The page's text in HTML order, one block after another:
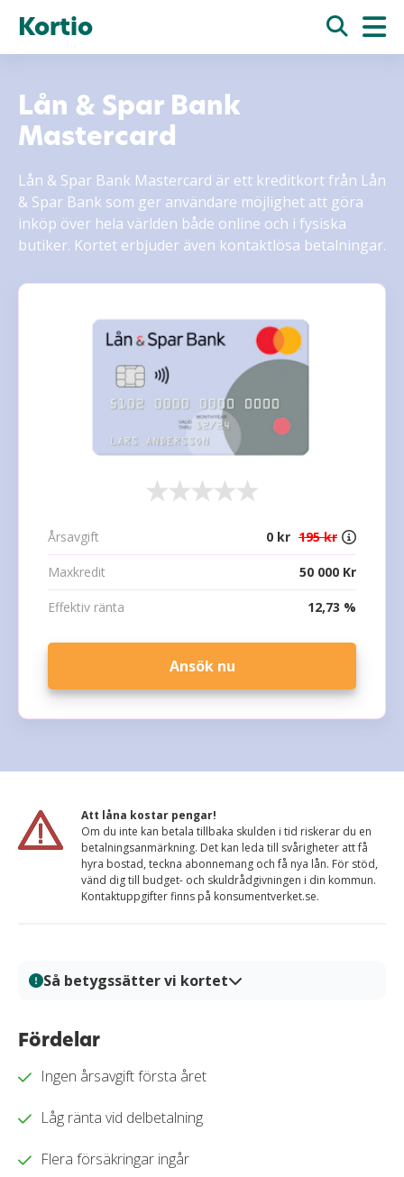
Kortio
Årsavgift 0 kr 195 kr
Maxkredit 50 000 Kr
Effektiv ränta 12,73 %
Ansök nu
Lån & Spar Bank
Mastercard
Lån & Spar Bank Mastercard är ett kreditkort från Lån
& Spar Bank som ger användare möjlighet att göra
inköp över hela världen både online och i fysiska
butiker. Kortet erbjuder även kontaktlösa betalningar.
Att låna kostar pengar!
Om du inte kan betala tillbaka skulden i tid riskerar du en
betalningsanmärkning. Det kan leda till svårigheter att få
hyra bostad, teckna abonnemang och få nya lån. För stöd,
vänd dig till budget- och skuldrådgivningen i din kommun.
Kontaktuppgifter finns på konsumentverket.se.
Så betygssätter vi kortet
en systematisk och transparent granskningsprocess.
så att du enkelt kan jämföra fördelar, kostnader och
information, praktiska tester och redaktionell analys.
beslutsunderlag för när du ska välja kreditkort.
Fördelar
Ingen årsavgift första året
Låg ränta vid delbetalning
Flera försäkringar ingår